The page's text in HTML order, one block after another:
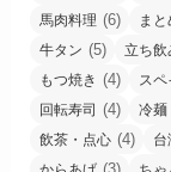
馬肉料理 (6) ま
牛タン (5) 立ち飲
もつ焼き (4) スペ
回転寿司 (4) 冷麺
飲茶・点心 (4) 台